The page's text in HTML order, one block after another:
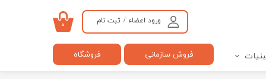
ورود اعضاء / ثبت نام
تغییر گذر واژه
۰
فروش سازمانی فروشگاه